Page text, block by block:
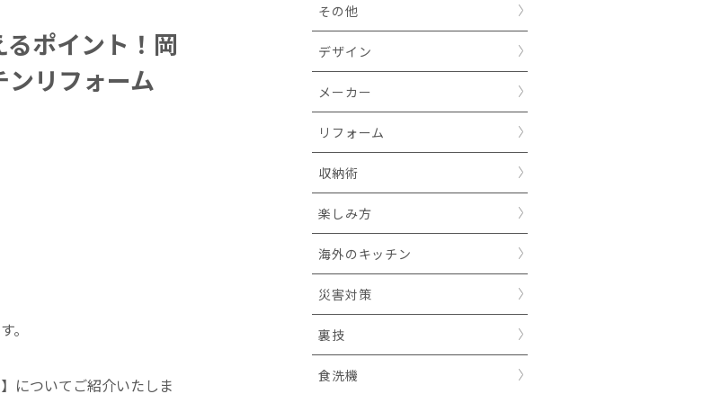
ポイント！岡
リフォーム
。
】 についてご紹介いたしま
その他
デザイン
メーカー
リフォーム
収納術
楽しみ方
海外のキッチン
災害対策
裏技
食洗機